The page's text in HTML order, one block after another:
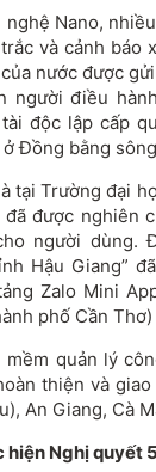
nghệ Nano,
và cảnh báo
nước được
người điều
độc lập cấp
Đồng bằng
tại Trường đại
đã được nghiên
người dùng.
Hậu Giang”
Zalo Mini
phố Cần
mềm quản lý
thiện và
An Giang, Cà
hiện Nghị quyết